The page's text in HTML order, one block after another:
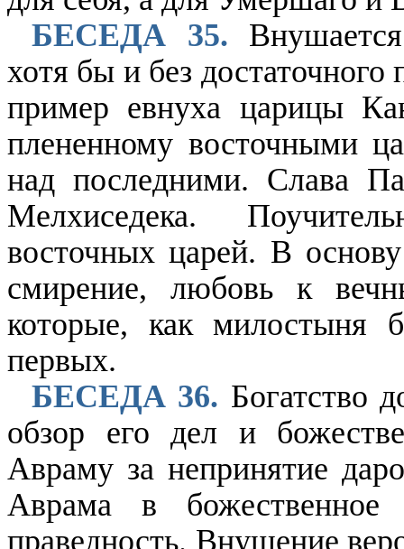
БЕСЕДА 35.
хотя бы и без
пример евнуха царицы
плененному восточными
над последними. Слава
Мелхиседека.
восточных царей. В
смирение, любовь к
которые, как милостыня
первых.
БЕСЕДА 36. Богатство
обзор его дел и
Авраму за непринятие
Аврама в
праведность. Внушение